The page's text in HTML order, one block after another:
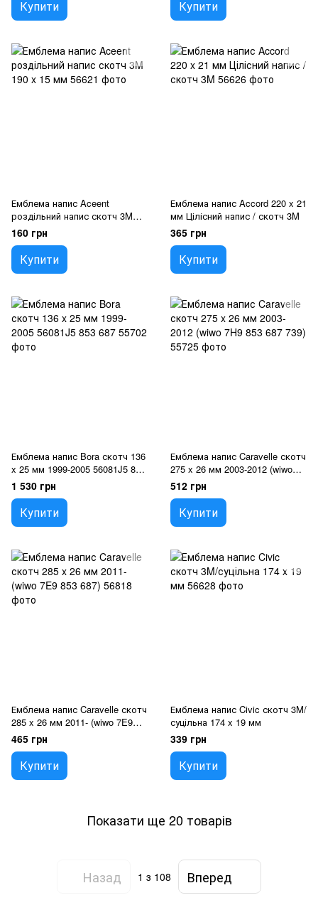
Купити Купити
Емблема напис Aceent
роздільний напис скотч 3M
190 x 15 мм
160 грн
Купити
Емблема напис Accord 220 x 21
мм Цілісний напис / скотч 3M
365 грн
Купити
Емблема напис Bora скотч 136
x 25 мм 1999-2005 56081J5 853
687
1 530 грн
Купити
Емблема напис Caravelle скотч
275 x 26 мм 2003-2012 (wiwo
7H9 853 687 739)
512 грн
Купити
Емблема напис Caravelle скотч
285 x 26 мм 2011- (wiwo 7E9
853 687)
465 грн
Купити
Емблема напис Civic скотч 3M/
суцільна 174 x 19 мм
339 грн
Купити
Показати ще 20 товарів
Назад 1 з 108 Вперед